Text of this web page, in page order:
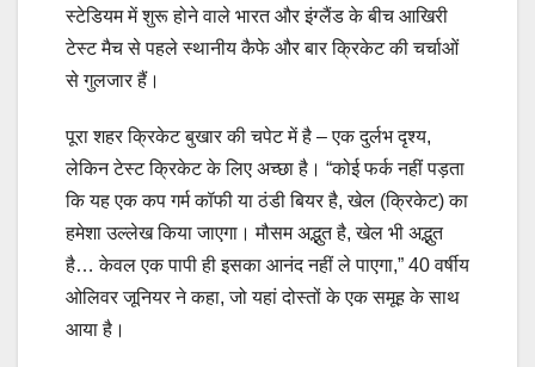
स्टेडियम में शुरू होने वाले भारत और इंग्लैंड के बीच आखिरी
टेस्ट मैच से पहले स्थानीय कैफे और बार क्रिकेट की चर्चाओं
से गुलजार हैं।
पूरा शहर क्रिकेट बुखार की चपेट में है – एक दुर्लभ दृश्य,
लेकिन टेस्ट क्रिकेट के लिए अच्छा है। “कोई फर्क नहीं पड़ता
कि यह एक कप गर्म कॉफी या ठंडी बियर है, खेल (क्रिकेट) का
हमेशा उल्लेख किया जाएगा। मौसम अद्भुत है, खेल भी अद्भुत
है… केवल एक पापी ही इसका आनंद नहीं ले पाएगा,” 40 वर्षीय
ओलिवर जूनियर ने कहा, जो यहां दोस्तों के एक समूह के साथ
आया है।